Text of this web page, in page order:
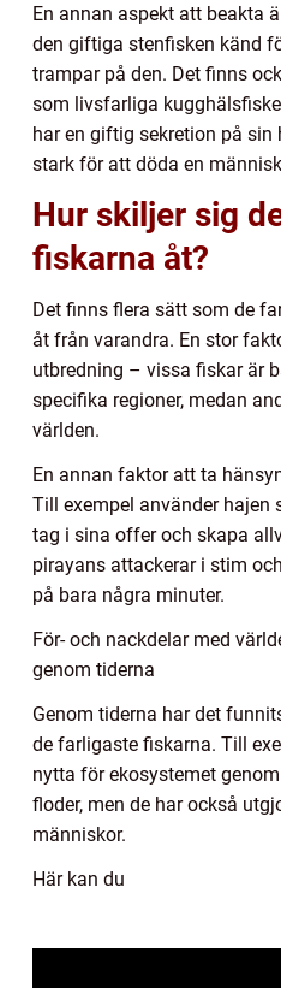
En annan aspekt att beakta
den giftiga stenfisken känd
trampar på den. Det finns
som livsfarliga
har en giftig sekretion på
stark för att döda en
Hur skiljer sig
fiskarna åt?
Det finns flera sätt som de
åt från varandra. En stor
utbredning – vissa fiskar är
specifika regioner, medan
världen.
En annan faktor att ta
Till exempel använder hajen
tag i sina offer och skapa
pirayans attackerar i stim
på bara några minuter.
För- och nackdelar med
genom tiderna
Genom tiderna har det
de farligaste fiskarna. Till
nytta för ekosystemet
floder, men de har också
människor.
Här kan du